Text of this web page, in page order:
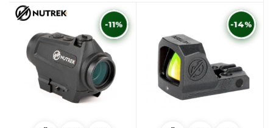
-11% -14%